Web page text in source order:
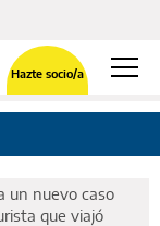
Hazte socio/a
un nuevo caso
que viajó